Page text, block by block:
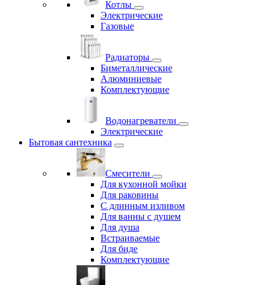
Котлы
Электрические
Газовые
Радиаторы
Биметаллические
Алюминиевые
Комплектующие
Водонагреватели
Электрические
Бытовая сантехника
Смесители
Для кухонной мойки
Для раковины
С длинным изливом
Для ванны с душем
Для душа
Встраиваемые
Для биде
Комплектующие